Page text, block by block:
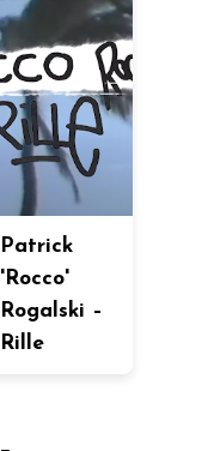
Patrick
'Rocco'
Rogalski –
Rille